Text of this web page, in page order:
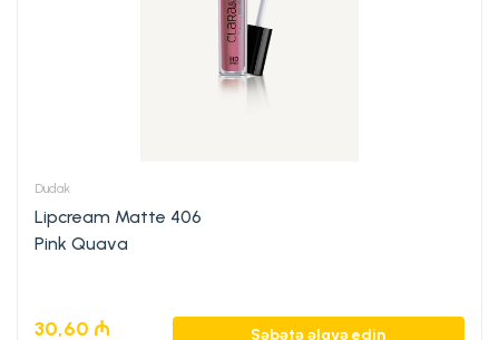
Dudak
Lipcream Matte 406
Pink Quava
30,60 ₼ Səbətə əlavə edin